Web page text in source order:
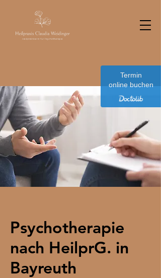
Termin
online buchen
Psychotherapie
nach HeilprG. in
Bayreuth